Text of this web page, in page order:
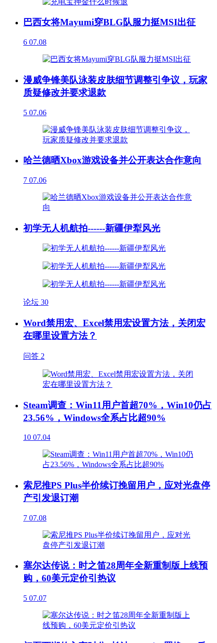
巴西女将Mayumi穿BLG队服力挺MSI出征
6 07.08
漫威争锋美队泳装皮肤细节调整引争议，玩家
质疑修改并要求退款
5 07.06
哈兰德晒Xbox游戏设备并公开表达合作意向
7 07.06
初学无人机航拍------新疆伊犁风光
论坛 30
Word禁用宏、Excel禁用宏设置方法，关闭宏
在哪里设置方法？
问答 2
Steam调查：Win11用户首超70%，Win10仍占
23.56%，Windows全系占比超90%
10 07.04
索尼推PS Plus半价续订挽留用户，应对光盘停
产引发退订潮
7 07.08
塞尔达传说：时之笛28周年全新重制版上线预
购，60美元定价引热议
5 07.07